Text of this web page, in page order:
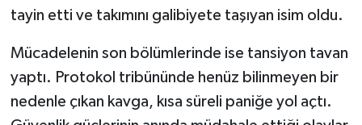
tayin etti ve takımını galibiyete taşıyan isim oldu.
Mücadelenin son bölümlerinde ise tansiyon tavan
yaptı. Protokol tribününde henüz bilinmeyen bir
nedenle çıkan kavga, kısa süreli paniğe yol açtı.
Teknoloji
Türkiye
Yerel